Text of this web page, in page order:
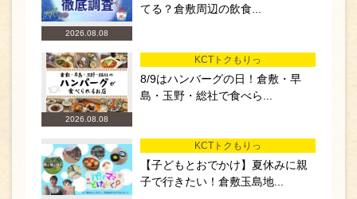
2026.08.08
てる？倉敷周辺の飲食...
2026.08.08
KCTトクもりっ
8/9はハンバーグの日！倉敷・早
島・玉野・総社で食べら...
KCTトクもりっ
【子どもとおでかけ】夏休みに親
子で行きたい！倉敷玉島地...